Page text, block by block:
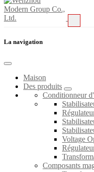
La navigation
Maison
Des produits
Conditionneur
Voltage
Composants